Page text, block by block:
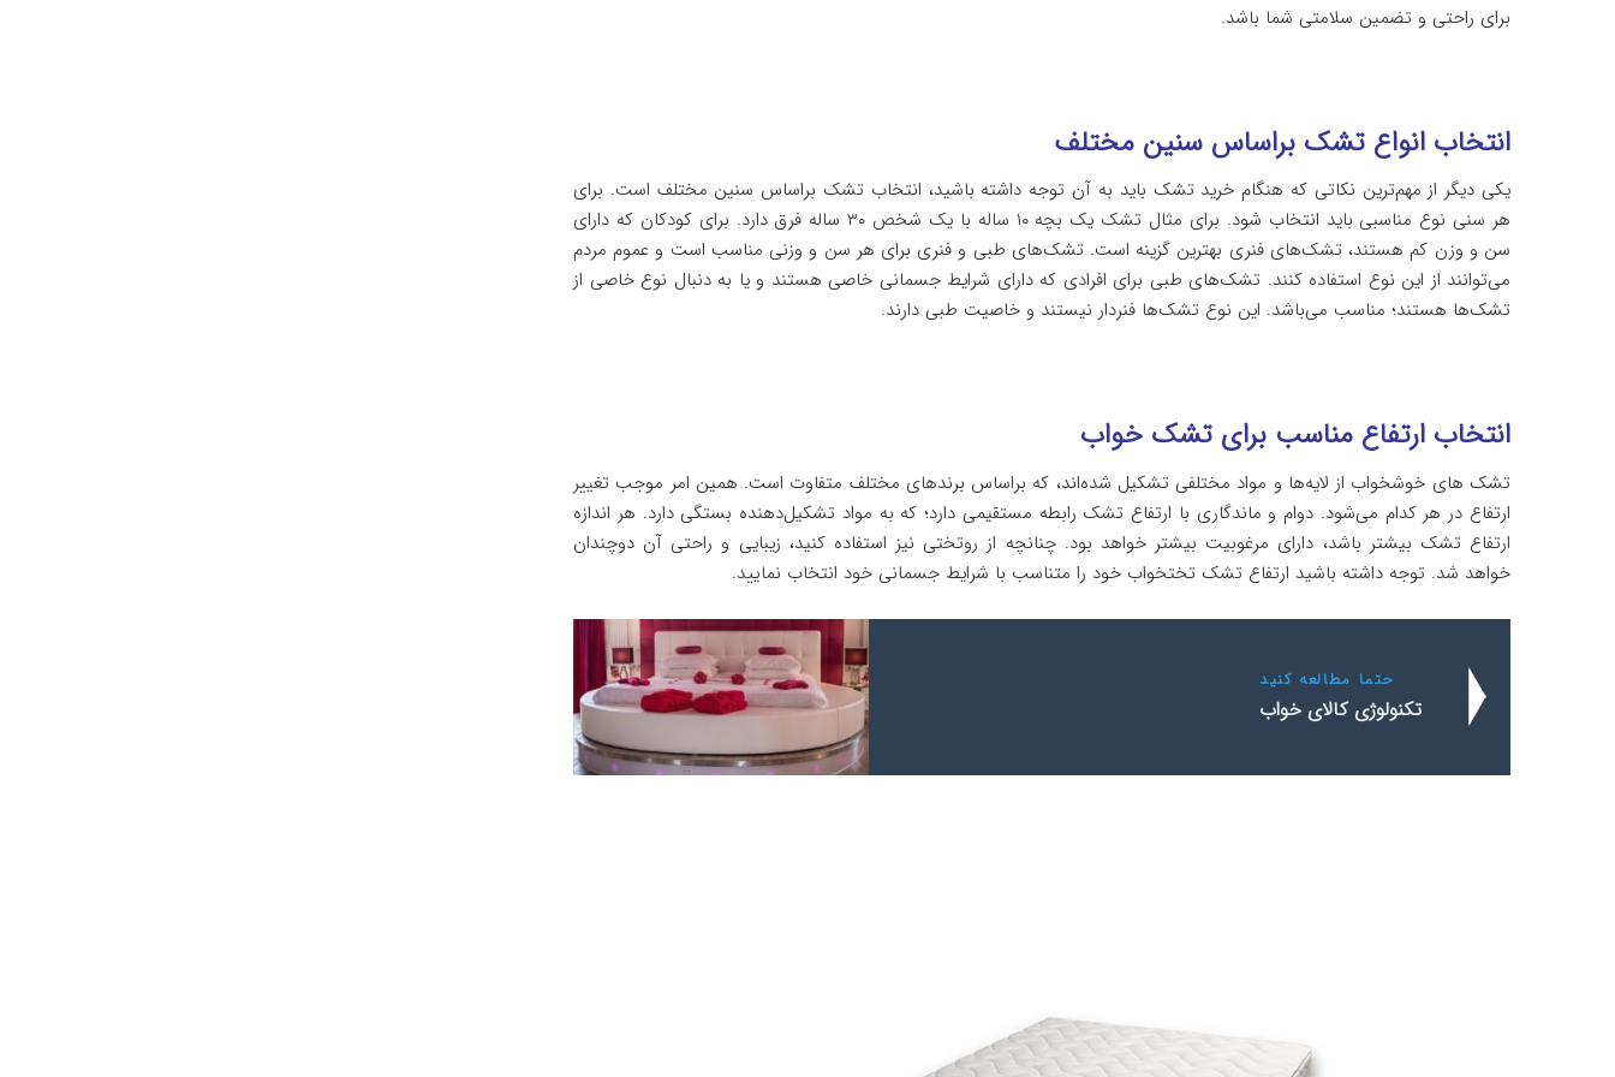
برای راحتی و تضمین سلامتی شما باشد.
انتخاب انواع تشک براساس سنین مختلف
یکی دیگر از مهم‌ترین نکاتی که هنگام خرید تشک باید به آن توجه داشته باشید، انتخاب تشک براساس سنین مختلف است. برای
هر سنی نوع مناسبی باید انتخاب شود. برای مثال تشک یک بچه ۱۰ ساله با یک شخص ۳۰ ساله فرق دارد. برای کودکان که دارای
سن و وزن کم هستند، تشک‌‌‌‌های فنری بهترین گزینه است. تشک‌‌‌‌های طبی و فنری برای هر سن و وزنی مناسب است و عموم مردم
می‌توانند از این نوع استفاده کنند. تشک‌‌‌‌های طبی برای افرادی که دارای شرایط جسمانی خاصی هستند و یا به دنبال نوع خاصی از
تشک‌‌‌‌ها هستند؛ مناسب می‌باشد. این نوع تشک‌‌‌‌ها فنردار نیستند و خاصیت طبی دارند.
انتخاب ارتفاع مناسب برای تشک خواب
تشک‌‌‌‌ های خوشخواب از لایه‌‌‌‌ها و مواد مختلفی تشکیل شده‌اند، که براساس برند‌‌‌های مختلف متفاوت است. همین امر موجب تغییر
ارتفاع در هر کدام می‌شود. دوام و ماندگاری با ارتفاع تشک رابطه مستقیمی دارد؛ که به مواد تشکیل‌دهنده بستگی دارد. هر اندازه
ارتفاع تشک بیشتر باشد، دارای مرغوبیت بیشتر خواهد بود. چنانچه از روتختی نیز استفاده کنید، زیبایی و راحتی آن دوچندان
خواهد شد. توجه داشته باشید ارتفاع تشک تختخواب خود را متناسب با شرایط جسمانی خود انتخاب نمایید.
حتما مطالعه کنید
تکنولوژی‌ کالای خواب